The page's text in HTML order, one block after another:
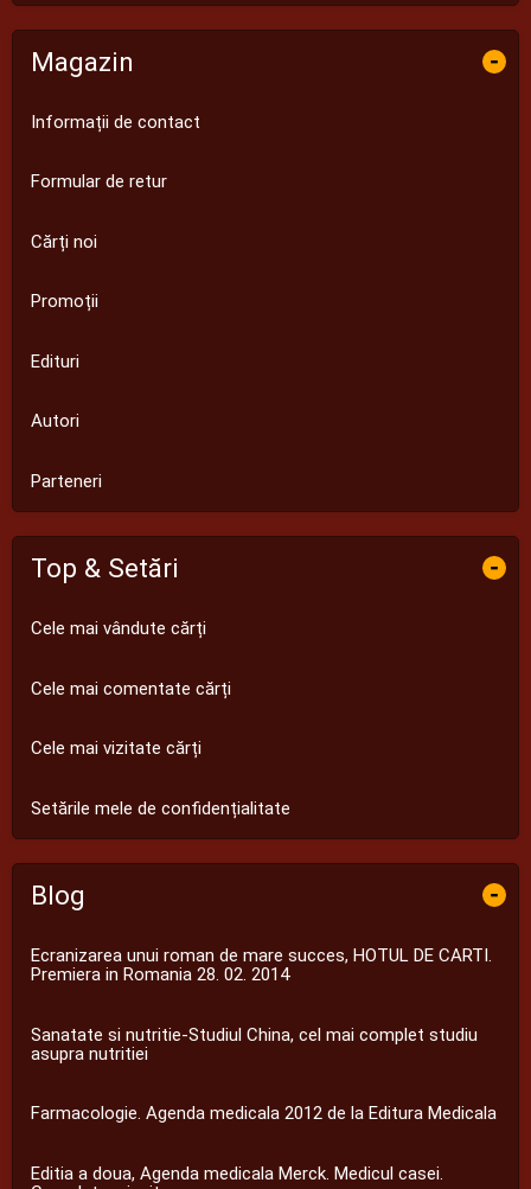
Magazin -
Informații de contact
Formular de retur
Cărți noi
Promoții
Edituri
Autori
Parteneri
Top & Setări -
Cele mai vândute cărți
Cele mai comentate cărți
Cele mai vizitate cărți
Setările mele de confidențialitate
Blog -
Ecranizarea unui roman de mare succes, HOTUL DE CARTI.
Premiera in Romania 28. 02. 2014
Sanatate si nutritie-Studiul China, cel mai complet studiu
asupra nutritiei
Farmacologie. Agenda medicala 2012 de la Editura Medicala
Editia a doua, Agenda medicala Merck. Medicul casei.